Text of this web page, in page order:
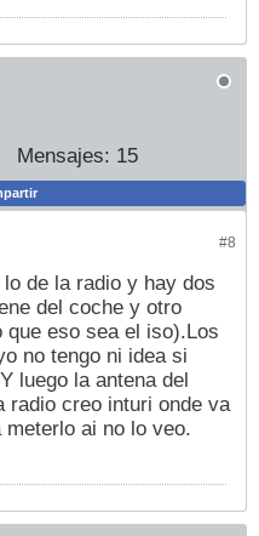
Mensajes: 15
#8
de la radio y hay dos
del coche y otro
que eso sea el iso).Los
no tengo ni idea si
luego la antena del
radio creo inturi onde va
ai no lo veo.